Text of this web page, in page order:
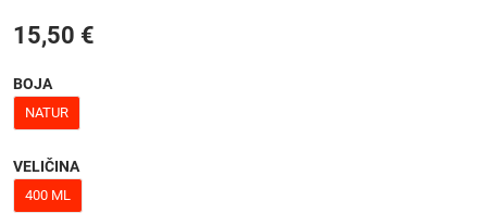
15,50 €
BOJA
NATUR
VELIČINA
400 ML